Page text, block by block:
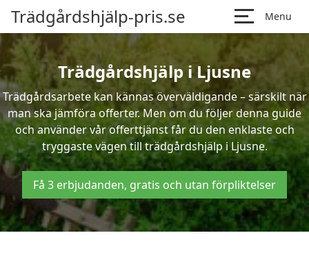
Trädgårdshjälp-pris.se Menu
Trädgårdshjälp i Ljusne
Trädgårdsarbete kan kännas överväldigande – särskilt när
man ska jämföra offerter. Men om du följer denna guide
och använder vår offerttjänst får du den enklaste och
tryggaste vägen till trädgårdshjälp i Ljusne.
Få 3 erbjudanden, gratis och utan förpliktelser